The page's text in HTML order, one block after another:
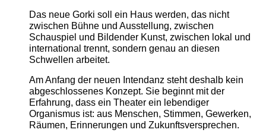
Das neue Gorki soll ein Haus werden, das nicht
zwischen Bühne und Ausstellung, zwischen
Schauspiel und Bildender Kunst, zwischen lokal und
international trennt, sondern genau an diesen
Schwellen arbeitet.
Am Anfang der neuen Intendanz steht deshalb kein
abgeschlossenes Konzept. Sie beginnt mit der
Erfahrung, dass ein Theater ein lebendiger
Organismus ist: aus Menschen, Stimmen, Gewerken,
Räumen, Erinnerungen und Zukunftsversprechen.